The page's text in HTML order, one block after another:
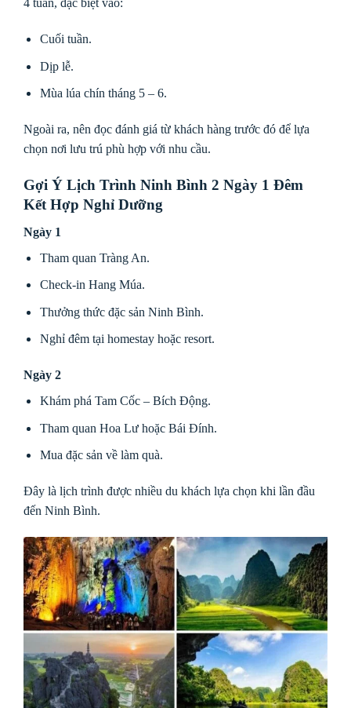
4 tuần, đặc biệt vào:
Cuối tuần.
Dịp lễ.
Mùa lúa chín tháng 5 – 6.
Ngoài ra, nên đọc đánh giá từ khách hàng trước đó để lựa
chọn nơi lưu trú phù hợp với nhu cầu.
Gợi Ý Lịch Trình Ninh Bình 2 Ngày 1 Đêm
Kết Hợp Nghỉ Dưỡng
Ngày 1
Tham quan Tràng An.
Check-in Hang Múa.
Thưởng thức đặc sản Ninh Bình.
Nghỉ đêm tại homestay hoặc resort.
Ngày 2
Khám phá Tam Cốc – Bích Động.
Tham quan Hoa Lư hoặc Bái Đính.
Mua đặc sản về làm quà.
Đây là lịch trình được nhiều du khách lựa chọn khi lần đầu
đến Ninh Bình.